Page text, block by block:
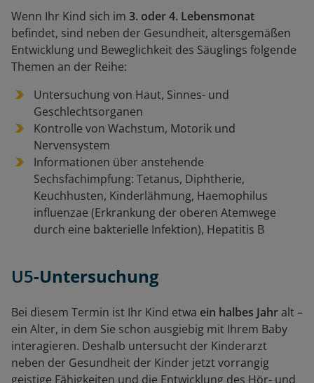
Wenn Ihr Kind sich im 3. oder 4. Lebensmonat
befindet, sind neben der Gesundheit, altersgemäßen
Entwicklung und Beweglichkeit des Säuglings folgende
Themen an der Reihe:
Untersuchung von Haut, Sinnes- und
Geschlechtsorganen
Kontrolle von Wachstum, Motorik und
Nervensystem
Informationen über anstehende
Sechsfachimpfung: Tetanus, Diphtherie,
Keuchhusten, Kinderlähmung, Haemophilus
influenzae (Erkrankung der oberen Atemwege
durch eine bakterielle Infektion), Hepatitis B
U5-Untersuchung
Bei diesem Termin ist Ihr Kind etwa ein halbes Jahralt –
ein Alter, in dem Sie schon ausgiebig mit Ihrem Baby
interagieren. Deshalb untersucht der Kinderarzt
neben der Gesundheit der Kinder jetzt vorrangig
geistige Fähigkeiten und die Entwicklung des Hör- und